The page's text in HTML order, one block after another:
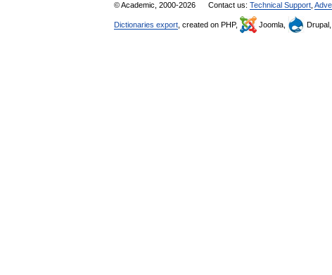
© Academic, 2000-2026 Contact us: Technical Support
Dictionaries export , created on PHP, Joomla, Drupal,